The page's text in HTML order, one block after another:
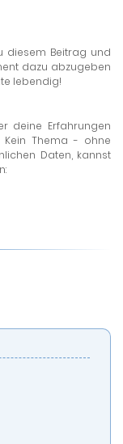
diesem Beitrag und
dazu abzugeben
lebendig!
deine Erfahrungen
Kein Thema - ohne
Daten, kannst